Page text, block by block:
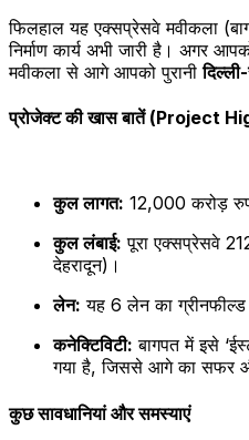
फिलहाल यह एक्सप्रेसवे मवीकला
निर्माण कार्य अभी जारी है। अगर
मवीकला से आगे आपको पुरानी
प्रोजेक्ट की खास बातें (Project
कुल लागत: 12,000 करोड़
कुल लंबाई: पूरा एक्सप्रेसवे
देहरादून)।
लेन: यह 6 लेन का
कनेक्टिविटी: बागपत में इसे
गया है, जिससे आगे का सफर
कुछ सावधानियां और समस्याएं